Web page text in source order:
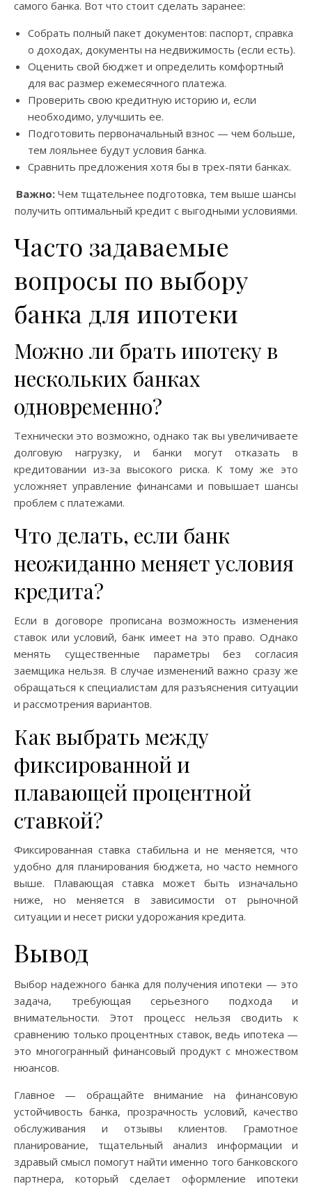
самого банка. Вот что стоит сделать заранее:
Собрать полный пакет документов: паспорт, справка
о доходах, документы на недвижимость (если есть).
Оценить свой бюджет и определить комфортный
для вас размер ежемесячного платежа.
Проверить свою кредитную историю и, если
необходимо, улучшить ее.
Подготовить первоначальный взнос — чем больше,
тем лояльнее будут условия банка.
Сравнить предложения хотя бы в трех-пяти банках.
Важно: Чем тщательнее подготовка, тем выше шансы
получить оптимальный кредит с выгодными условиями.
Часто задаваемые
вопросы по выбору
банка для ипотеки
Можно ли брать ипотеку в
нескольких банках
одновременно?
Технически это возможно, однако так вы увеличиваете
долговую нагрузку, и банки могут отказать в
кредитовании из-за высокого риска. К тому же это
усложняет управление финансами и повышает шансы
проблем с платежами.
Что делать, если банк
неожиданно меняет условия
кредита?
Если в договоре прописана возможность изменения
ставок или условий, банк имеет на это право. Однако
менять существенные параметры без согласия
заемщика нельзя. В случае изменений важно сразу же
обращаться к специалистам для разъяснения ситуации
и рассмотрения вариантов.
Как выбрать между
фиксированной и
плавающей процентной
ставкой?
Фиксированная ставка стабильна и не меняется, что
удобно для планирования бюджета, но часто немного
выше. Плавающая ставка может быть изначально
ниже, но меняется в зависимости от рыночной
ситуации и несет риски удорожания кредита.
Вывод
Выбор надежного банка для получения ипотеки — это
задача, требующая серьезного подхода и
внимательности. Этот процесс нельзя сводить к
сравнению только процентных ставок, ведь ипотека —
это многогранный финансовый продукт с множеством
нюансов.
Главное — обращайте внимание на финансовую
устойчивость банка, прозрачность условий, качество
обслуживания и отзывы клиентов. Грамотное
планирование, тщательный анализ информации и
здравый смысл помогут найти именно того банковского
партнера, который сделает оформление ипотеки